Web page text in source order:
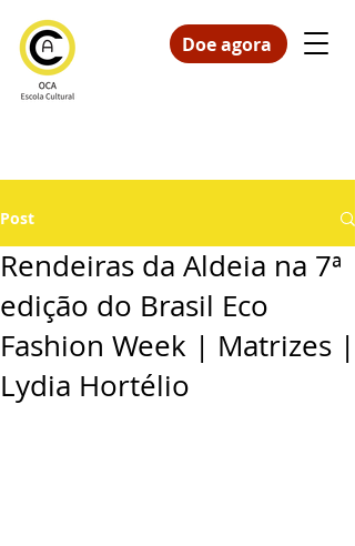
Doe agora
Post
Rendeiras da Aldeia na 7ª
edição do Brasil Eco
Fashion Week | Matrizes |
Lydia Hortélio